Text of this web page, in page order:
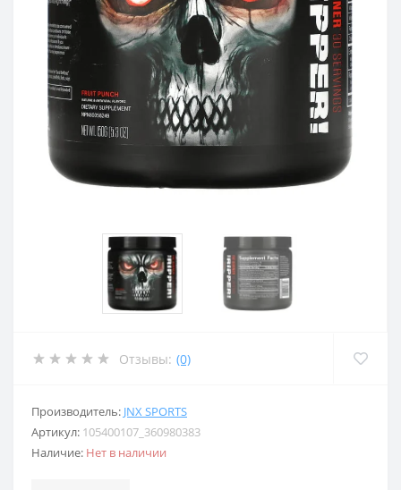
Отзывы: (0)
Производитель: JNX SPORTS
Артикул: 105400107_360980383
Наличие: Нет в наличии